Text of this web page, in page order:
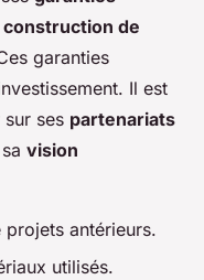
de
garanties
Il est
ses partenariats
vision
projets antérieurs.
utilisés.